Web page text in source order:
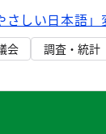
さしい日本語
会
調査・統計